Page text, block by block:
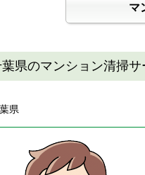
マ
県のマンション清掃
県